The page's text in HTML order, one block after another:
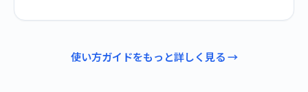
使い方ガイドをもっと詳しく見る →